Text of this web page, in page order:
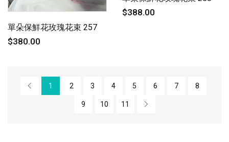
單朵保鮮花玫瑰花束 257
$380.00
$388.00
1 2 3 4 5 6 7 8
9 10 11